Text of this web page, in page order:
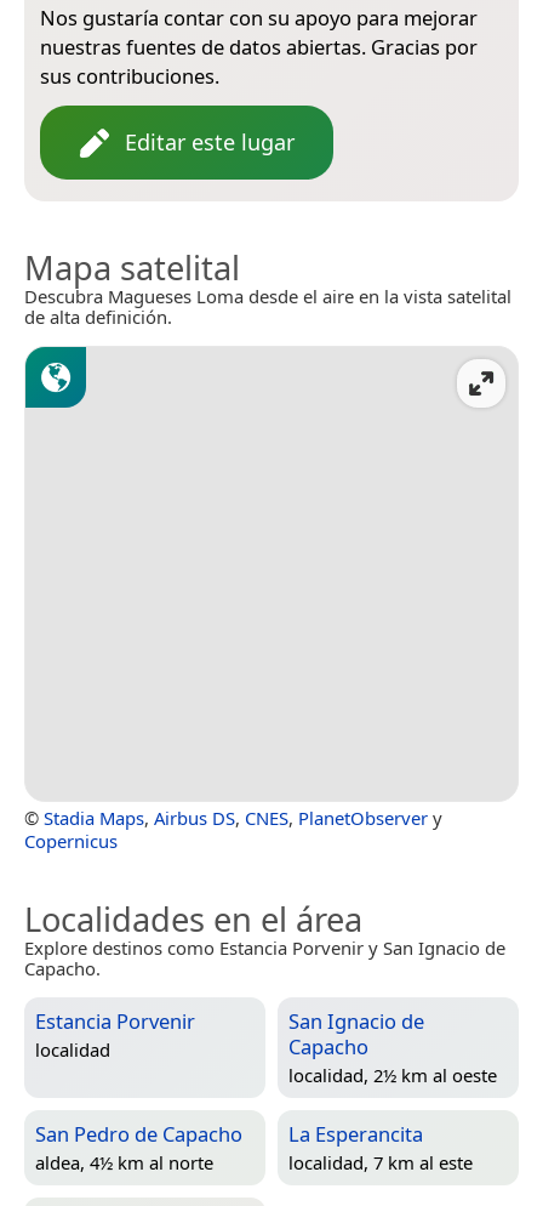
Nos gustaría contar con su apoyo para mejorar
nuestras fuentes de datos abiertas. Gracias por
sus contribuciones.
Editar este lugar
Mapa satelital
Descubra Magueses Loma desde el aire en la vista satelital
de alta definición.
© Stadia Maps, Airbus DS, CNES, PlanetObserver y
Copernicus
Localidades en el área
Explore destinos como Estancia Porvenir y San Ignacio de
Capacho.
Estancia Porvenir
localidad
San Ignacio de
Capacho
localidad, 2½ km al oeste
San Pedro de Capacho
aldea, 4½ km al norte
La Esperancita
localidad, 7 km al este